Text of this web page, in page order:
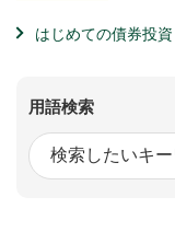
はじめての債券投資
用語検索